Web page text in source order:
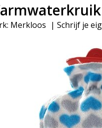
Merkloos | Schrijf je